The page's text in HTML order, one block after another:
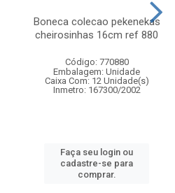
Boneca colecao pekenekas
cheirosinhas 16cm ref 880
Código: 770880
Embalagem: Unidade
Caixa Com: 12 Unidade(s)
Inmetro: 167300/2002
Faça seu login ou
cadastre-se para
comprar.